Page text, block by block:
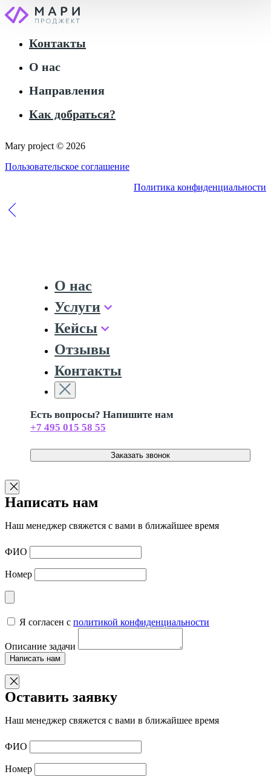
Контакты
О нас
Направления
Как добраться?
Mary project © 2026
Пользовательское соглашение
Политика конфиденциальности
О нас
Услуги
Кейсы
Отзывы
Контакты
Есть вопросы? Напишите нам
+7 495 015 58 55
Заказать звонок
Написать нам
Наш менеджер свяжется с вами в ближайшее время
ФИО
Номер
Я согласен с политикой конфиденциальности
Описание задачи
Написать нам
Оставить заявку
Наш менеджер свяжется с вами в ближайшее время
ФИО
Номер